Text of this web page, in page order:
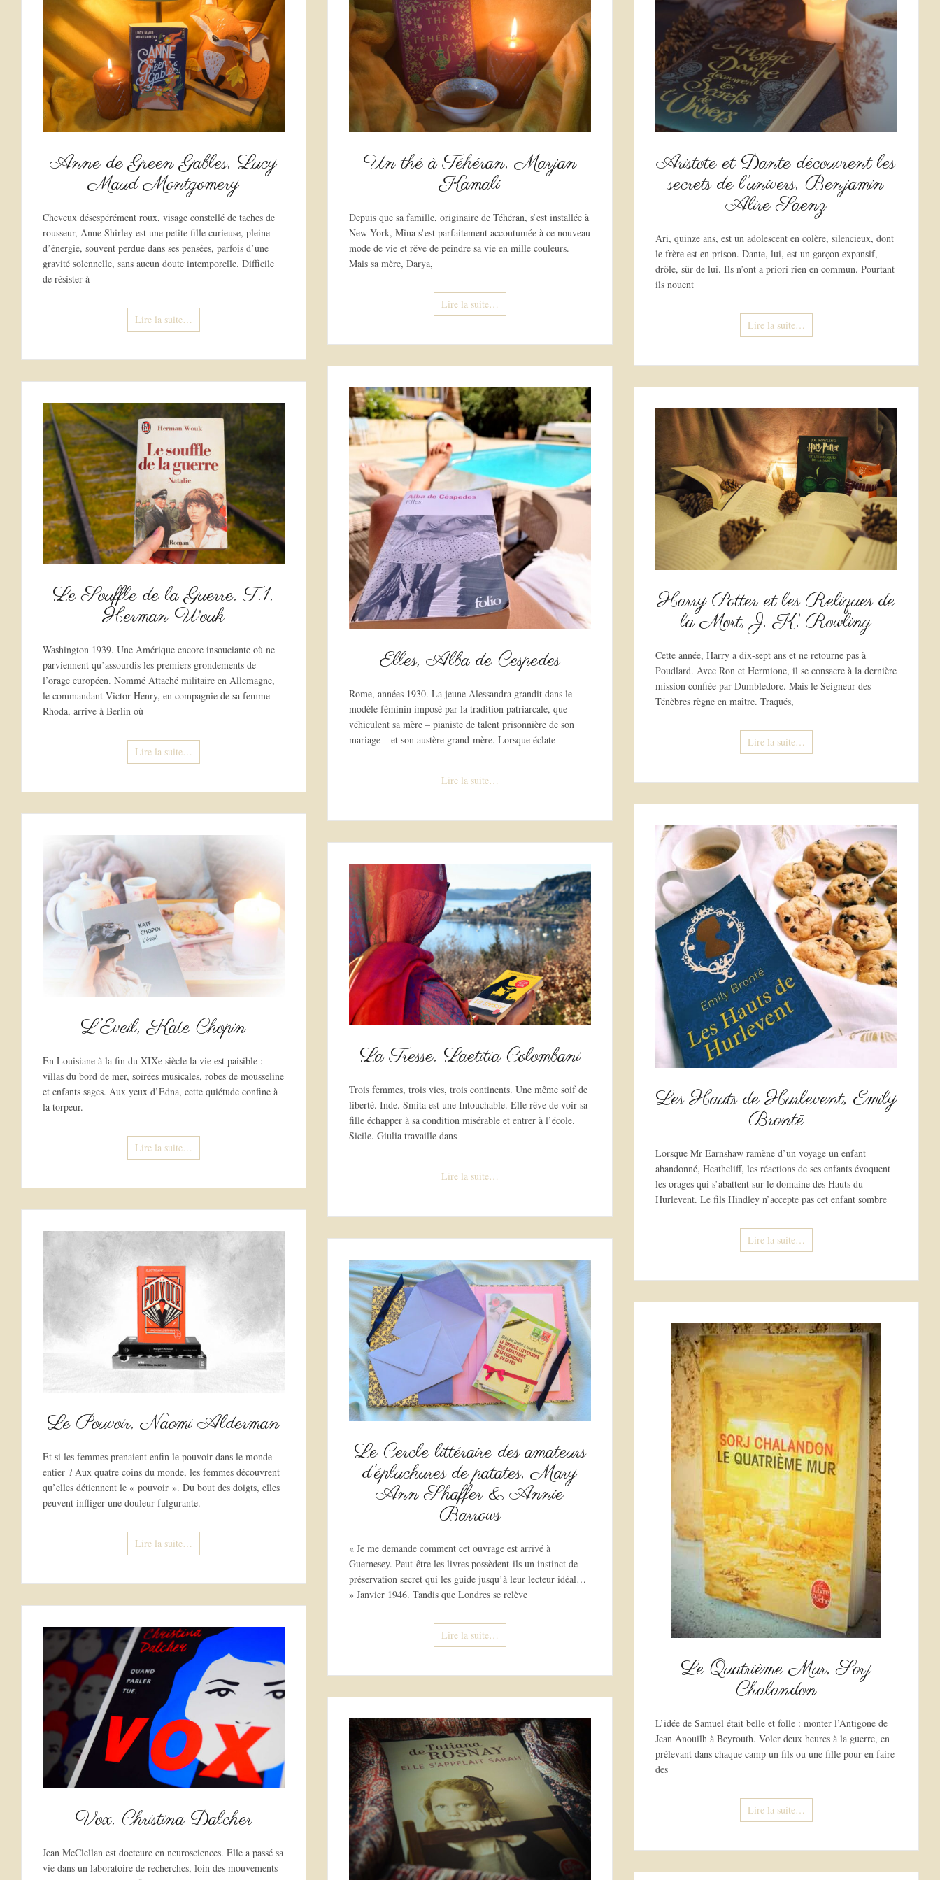
Anne de Green Gables, Lucy
Maud Montgomery
Cheveux désespérément roux, visage constellé de taches de
rousseur, Anne Shirley est une petite fille curieuse, pleine
d’énergie, souvent perdue dans ses pensées, parfois d’une
gravité solennelle, sans aucun doute intemporelle. Difficile
de résister à
Lire la suite…
Un thé à Téhéran, Marjan
Kamali
Depuis que sa famille, originaire de Téhéran, s’est installée à
New York, Mina s’est parfaitement accoutumée à ce nouveau
mode de vie et rêve de peindre sa vie en mille couleurs.
Mais sa mère, Darya,
Lire la suite…
Aristote et Dante découvrent les
secrets de l’univers, Benjamin
Alire Saenz
Ari, quinze ans, est un adolescent en colère, silencieux, dont
le frère est en prison. Dante, lui, est un garçon expansif,
drôle, sûr de lui. Ils n’ont a priori rien en commun. Pourtant
ils nouent
Lire la suite…
Elles, Alba de Cespedes
Rome, années 1930. La jeune Alessandra grandit dans le
modèle féminin imposé par la tradition patriarcale, que
véhiculent sa mère – pianiste de talent prisonnière de son
mariage – et son austère grand-mère. Lorsque éclate
Lire la suite…
Le Souffle de la Guerre, T.1,
Herman Wouk
Washington 1939. Une Amérique encore insouciante où ne
parviennent qu’assourdis les premiers grondements de
l’orage européen. Nommé Attaché militaire en Allemagne,
le commandant Victor Henry, en compagnie de sa femme
Rhoda, arrive à Berlin où
Lire la suite…
Harry Potter et les Reliques de
la Mort, J. K. Rowling
Cette année, Harry a dix-sept ans et ne retourne pas à
Poudlard. Avec Ron et Hermione, il se consacre à la dernière
mission confiée par Dumbledore. Mais le Seigneur des
Ténèbres règne en maître. Traqués,
Lire la suite…
Les Hauts de Hurlevent, Emily
Brontë
Lorsque Mr Earnshaw ramène d’un voyage un enfant
abandonné, Heathcliff, les réactions de ses enfants évoquent
les orages qui s’abattent sur le domaine des Hauts du
Hurlevent. Le fils Hindley n’accepte pas cet enfant sombre
Lire la suite…
L’Eveil, Kate Chopin
En Louisiane à la fin du XIXe siècle la vie est paisible :
villas du bord de mer, soirées musicales, robes de mousseline
et enfants sages. Aux yeux d’Edna, cette quiétude confine à
la torpeur.
Lire la suite…
La Tresse, Laetitia Colombani
Trois femmes, trois vies, trois continents. Une même soif de
liberté. Inde. Smita est une Intouchable. Elle rêve de voir sa
fille échapper à sa condition misérable et entrer à l’école.
Sicile. Giulia travaille dans
Lire la suite…
Le Pouvoir, Naomi Alderman
Et si les femmes prenaient enfin le pouvoir dans le monde
entier ? Aux quatre coins du monde, les femmes découvrent
qu’elles détiennent le « pouvoir ». Du bout des doigts, elles
peuvent infliger une douleur fulgurante.
Lire la suite…
Le Cercle littéraire des amateurs
d’épluchures de patates, Mary
Ann Shaffer & Annie
Barrows
« Je me demande comment cet ouvrage est arrivé à
Guernesey. Peut-être les livres possèdent-ils un instinct de
préservation secret qui les guide jusqu’à leur lecteur idéal…
» Janvier 1946. Tandis que Londres se relève
Lire la suite…
Le Quatrième Mur, Sorj
Chalandon
L’idée de Samuel était belle et folle : monter l’Antigone de
Jean Anouilh à Beyrouth. Voler deux heures à la guerre, en
prélevant dans chaque camp un fils ou une fille pour en faire
des
Lire la suite…
Vox, Christina Dalcher
Jean McClellan est docteure en neurosciences. Elle a passé sa
vie dans un laboratoire de recherches, loin des mouvements